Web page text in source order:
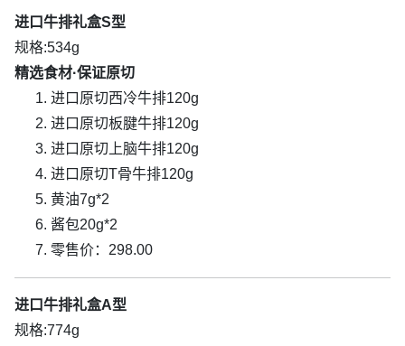
进口牛排礼盒S型
规格:534g
精选食材·保证原切
进口原切西冷牛排120g
进口原切板腱牛排120g
进口原切上脑牛排120g
进口原切T骨牛排120g
黄油7g*2
酱包20g*2
零售价：298.00
进口牛排礼盒A型
规格:774g